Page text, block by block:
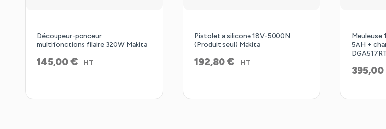
Découpeur-ponceur
multifonctions filaire 320W Makita
145,00€ HT
Pistolet a silicone 18V-5000N
(Produit seul) Makita
192,80€ HT
Meuleuse
5AH +
395,00